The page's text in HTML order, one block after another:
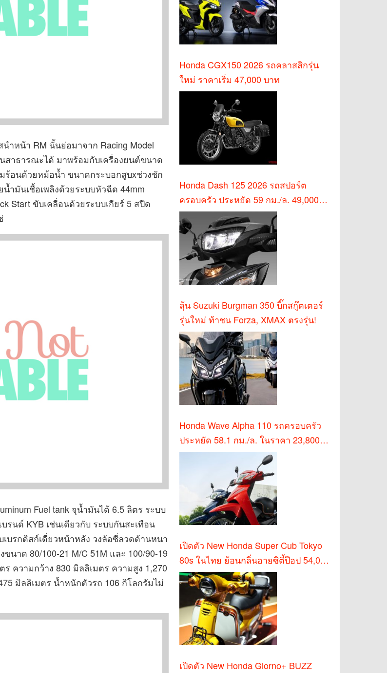
ำหน้า RM นั้นย่อมาจาก Racing Model
สาธารณะได้ มาพร้อมกับเครื่องยนต์ขนาด
ร้อนด้วยหม้อน้ำ ขนาดกระบอกสูบxช่วงชัก
ำมันเชื้อเพลิงด้วยระบบหัวฉีด 44mm
Start ขับเคลื่อนด้วยระบบเกียร์ 5 สปีด
Fuel tank จุน้ำมันได้ 6.5 ลิตร ระบบ
นด์ KYB เช่นเดียวกับ ระบบกันสะเทือน
เบรกดิสก์เดี่ยวหน้าหลัง วงล้อซี่ลวดด้านหนา
นาด 80/100-21 M/C 51M และ 100/90-19
ความกว้าง 830 มิลลิเมตร ความสูง 1,270
มิลลิเมตร น้ำหนักตัวรถ 106 กิโลกรัมไม่
Honda CGX150 2026 รถคลาสสิกรุ่น
ใหม่ ราคาเริ่ม 47,000 บาท
Honda Dash 125 2026 รถสปอร์ต
ครอบครัว ประหยัด 59 กม./ล. 49,000
บาท
ลุ้น Suzuki Burgman 350 บิ๊กสกู๊ตเตอร์
รุ่นใหม่ ท้าชน Forza, XMAX ตรงรุ่น!
Honda Wave Alpha 110 รถครอบครัว
ประหยัด 58.1 กม./ล. ในราคา 23,800
บาท
เปิดตัว New Honda Super Cub Tokyo
80s ในไทย ย้อนกลิ่นอายซิตี้ป๊อป 54,000
บาท
เปิดตัว New Honda Giorno+ BUZZ